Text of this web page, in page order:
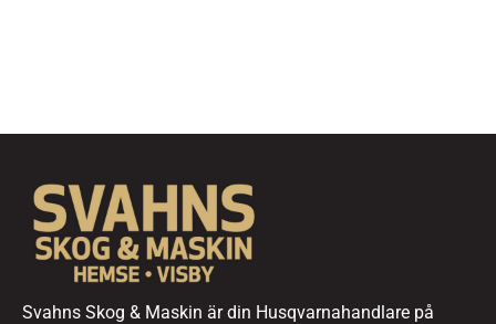
Svahns Skog & Maskin är din Husqvarnahandlare på